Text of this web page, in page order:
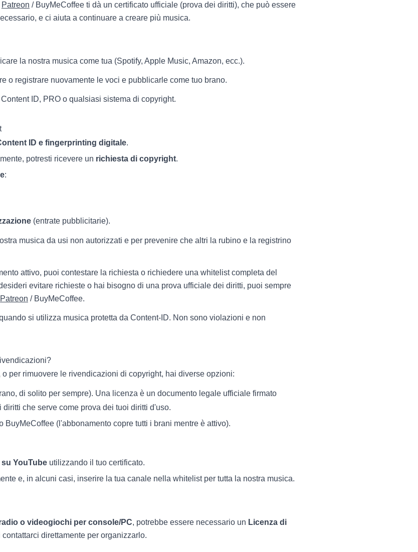
Patreon / BuyMeCoffee ti dà un certificato ufficiale (prova dei diritti), che può essere
e ci aiuta a continuare a creare più musica.
la nostra musica come tua (Spotify, Apple Music, Amazon, ecc.).
o registrare nuovamente le voci e pubblicarle come tuo brano.
ID, PRO o qualsiasi sistema di copyright.
ID e fingerprinting digitale.
potresti ricevere un richiesta di copyright.
:
(entrate pubblicitarie).
musica da usi non autorizzati e per prevenire che altri la rubino e la registrino
attivo, puoi contestare la richiesta o richiedere una whitelist completa del
evitare richieste o hai bisogno di una prova ufficiale dei diritti, puoi sempre
Patreon / BuyMeCoffee.
si utilizza musica protetta da Content-ID. Non sono violazioni e non
per rimuovere le rivendicazioni di copyright, hai diverse opzioni:
di solito per sempre). Una licenza è un documento legale ufficiale firmato
che serve come prova dei tuoi diritti d'uso.
BuyMeCoffee (l'abbonamento copre tutti i brani mentre è attivo).
YouTube utilizzando il tuo certificato.
e, in alcuni casi, inserire la tua canale nella whitelist per tutta la nostra musica.
o videogiochi per console/PC, potrebbe essere necessario un Licenza di
contattarci direttamente per organizzarlo.